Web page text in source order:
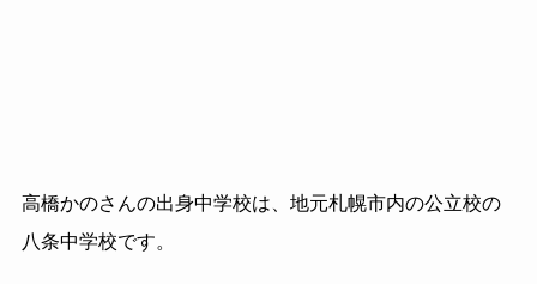
高橋かのさんの出身中学校は、地元札幌市内の公立校の
八条中学校です。